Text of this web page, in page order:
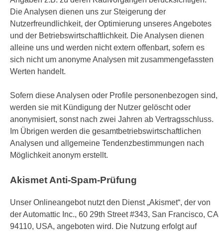
Die Analysen dienen uns zur Steigerung der
Nutzerfreundlichkeit, der Optimierung unseres Angebotes
und der Betriebswirtschaftlichkeit. Die Analysen dienen
alleine uns und werden nicht extern offenbart, sofern es
sich nicht um anonyme Analysen mit zusammengefassten
Werten handelt.
Sofern diese Analysen oder Profile personenbezogen sind,
werden sie mit Kündigung der Nutzer gelöscht oder
anonymisiert, sonst nach zwei Jahren ab Vertragsschluss.
Im Übrigen werden die gesamtbetriebswirtschaftlichen
Analysen und allgemeine Tendenzbestimmungen nach
Möglichkeit anonym erstellt.
Akismet Anti-Spam-Prüfung
Unser Onlineangebot nutzt den Dienst „Akismet“, der von
der Automattic Inc., 60 29th Street #343, San Francisco, CA
94110, USA, angeboten wird. Die Nutzung erfolgt auf